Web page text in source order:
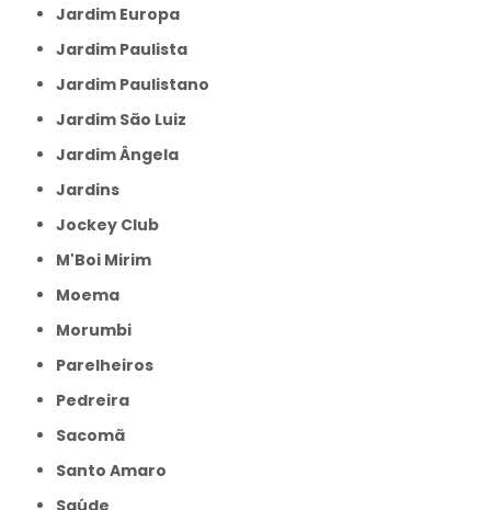
Jardim Europa
Jardim Paulista
Jardim Paulistano
Jardim São Luiz
Jardim Ângela
Jardins
Jockey Club
M'Boi Mirim
Moema
Morumbi
Parelheiros
Pedreira
Sacomã
Santo Amaro
Saúde